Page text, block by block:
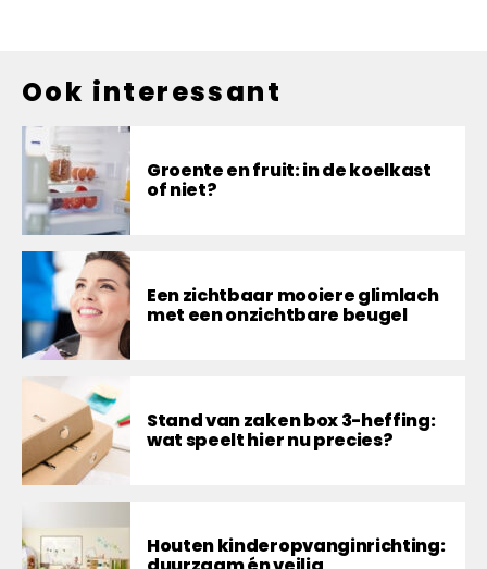
Ook interessant
Groente en fruit: in de koelkast
of niet?
Een zichtbaar mooiere glimlach
met een onzichtbare beugel
Stand van zaken box 3-heffing:
wat speelt hier nu precies?
Houten kinderopvanginrichting: